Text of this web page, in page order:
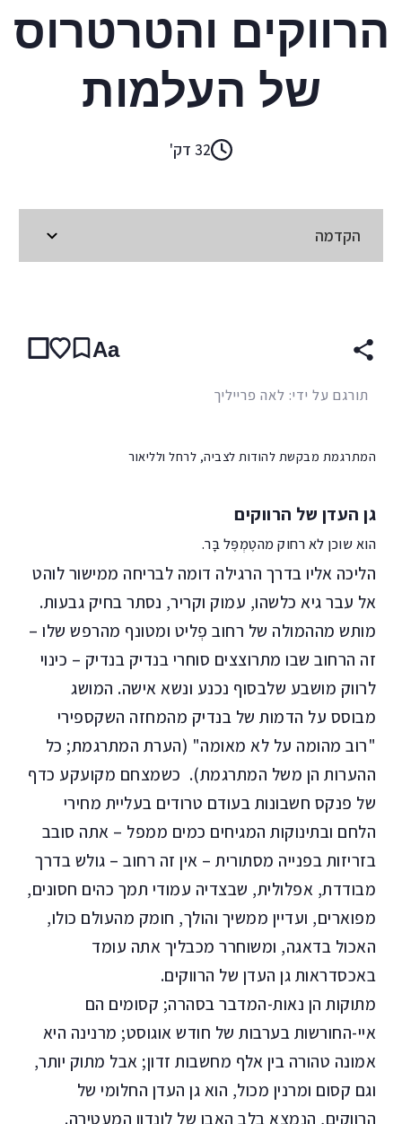
הרווקים והטרטרוס
של העלמות
32 דק'
הקדמה
Aa
תורגם על ידי: לאה פרייליך
המתרגמת מבקשת להודות לצביה, לרחל ולליאור
גן העדן של הרווקים
הוא שוכן לא רחוק מהטֶמְפֶּל בָּר.
הליכה אליו בדרך הרגילה דומה לבריחה ממישור לוהט
אל עבר גיא כלשהו, עמוק וקריר, נסתר בחיק גבעות.
מותש מההמולה של רחוב פְליט ומטונף מהרפש שלו –
זה הרחוב שבו מתרוצצים סוחרי בנדיק בנדיק – כינוי
לרווק מושבע שלבסוף נכנע ונשא אישה. המושג
מבוסס על הדמות של בנדיק מהמחזה השקספירי
"רוב מהומה על לא מאומה" (הערת המתרגמת; כל
ההערות הן משל המתרגמת). כשמצחם מקועקע כדף
של פנקס חשבונות בעודם טרודים בעליית מחירי
הלחם ובתינוקות המגיחים כמים ממפל – אתה סובב
בזריזות בפנייה מסתורית – אין זה רחוב – גולש בדרך
מבודדת, אפלולית, שבצדיה עמודי תמך כהים חסונים,
מפוארים, ועדיין ממשיך והולך, חומק מהעולם כולו,
האכול בדאגה, ומשוחרר מכבליך אתה עומד
באכסדראות גן העדן של הרווקים.
מתוקות הן נאות-המדבר בסהרה; קסומים הם
איי-החורשות בערבות של חודש אוגוסט; מרנינה היא
אמונה טהורה בין אלף מחשבות זדון; אבל מתוק יותר,
וגם קסום ומרנין מכול, הוא גן העדן החלומי של
הרווקים, הנמצא בלב האבן של לונדון המעטירה.